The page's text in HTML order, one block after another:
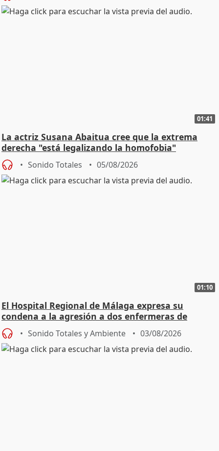
01:41
La actriz Susana Abaitua cree que la extrema
derecha "está legalizando la homofobia"
Sonido Totales 05/08/2026
01:10
El Hospital Regional de Málaga expresa su
condena a la agresión a dos enfermeras de
Urgencias
Sonido Totales y Ambiente 03/08/2026